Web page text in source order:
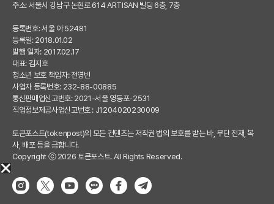
주소: 서울시 강남구 논현로 614 ARTISAN 빌딩 6층, 7층
등록번호: 서울 아 52481
등록일: 2018.01.02
발행 일자: 2017.02.17
대표: 김지호
청소년 보호 책임자: 전영빈
사업자 등록번호: 232-88-00885
통신판매업신고번호: 2021-서울 영등포-2531
직업정보제공사업신고번호 : J1204020230009
토큰포스트(tokenpost)의 모든 컨텐츠는 저작권 법의 보호를 받는 바, 무단 전재, 복
사, 배포 등을 금합니다.
Copyright ⓒ 2026 토큰포스트. All Rights Reserved.